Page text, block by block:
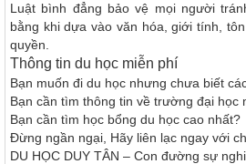
Luật bình đẳng bảo vệ mọi người
bằng khi dựa vào văn hóa, giới tính,
quyền.
Thông tin du học miễn phí
Bạn muốn đi du học nhưng chưa biết
Bạn cần tìm thông tin về trường đại học
Bạn cần tìm học bổng du học cao nhất?
Đừng ngần ngại, Hãy liên lạc ngay với
DU HỌC DUY TÂN – Con đường sự